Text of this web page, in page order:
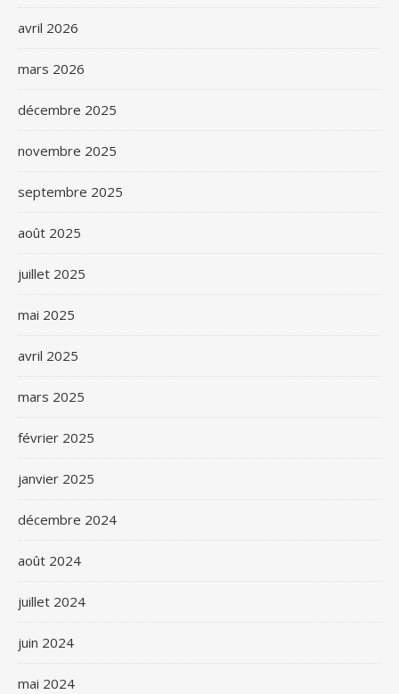
avril 2026
mars 2026
décembre 2025
novembre 2025
septembre 2025
août 2025
juillet 2025
mai 2025
avril 2025
mars 2025
février 2025
janvier 2025
décembre 2024
août 2024
juillet 2024
juin 2024
mai 2024